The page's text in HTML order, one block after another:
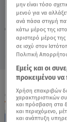
Κυριακή 9
29.12.22, 20:38
ΟΛΑ ΤΑ
μην είναι τόσο
μενού για να
ανά πάσα στιγμή
κάτω μέρος της
αριστερό μέρος της
σε ισχύ στον
Πολιτική
Εμείς και οι
προκειμένου
Χρήση επακριβών
χαρακτηριστικών
και πρόσβαση στα
και περιεχόμενο,
και ανάπτυξη